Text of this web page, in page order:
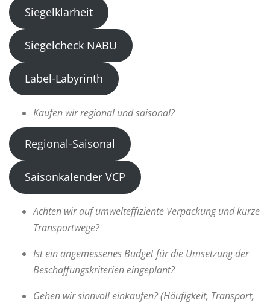
Siegelklarheit
Siegelcheck NABU
Label-Labyrinth
Kaufen wir regional und saisonal?
Regional-Saisonal
Saisonkalender VCP
Achten wir auf umwelteffiziente Verpackung und kurze
Transportwege?
Ist ein angemessenes Budget für die Umsetzung der
Beschaffungskriterien eingeplant?
Gehen wir sinnvoll einkaufen? (Häufigkeit, Transport,